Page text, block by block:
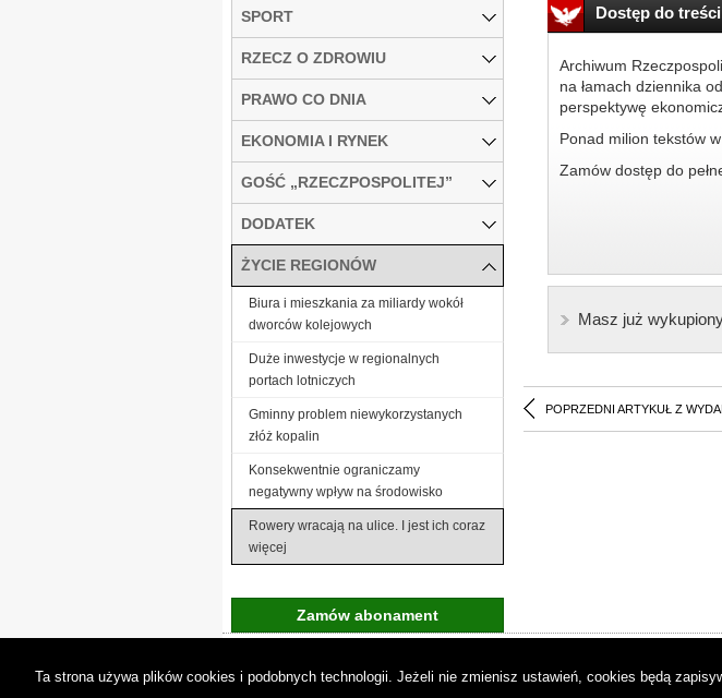
Dostęp do
Archiwum
na łamach dziennika
perspektywę
Ponad milion tekstów
Zamów dostęp do
Masz już
POPRZEDNI ARTYKUŁ Z
SPORT
RZECZ O ZDROWIU
PRAWO CO DNIA
EKONOMIA I RYNEK
GOŚĆ „RZECZPOSPOLITEJ”
DODATEK
ŻYCIE REGIONÓW
Biura i mieszkania za miliardy wokół
dworców kolejowych
Duże inwestycje w regionalnych
portach lotniczych
Gminny problem niewykorzystanych
złóż kopalin
Konsekwentnie ograniczamy
negatywny wpływ na środowisko
Rowery wracają na ulice. I jest ich coraz
więcej
Zamów abonament
Ta strona używa plików cookies i podobnych technologii. Jeżeli nie zmienisz ustawień, cookies będą